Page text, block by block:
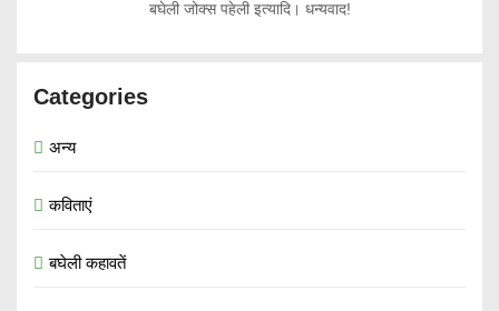
बघेली जोक्स पहेली इत्यादि। धन्यवाद!
Categories
अन्य
कविताएं
बघेली कहावतें